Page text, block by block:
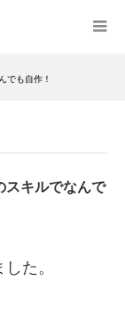
でも自作！
スキルでなんで
た。